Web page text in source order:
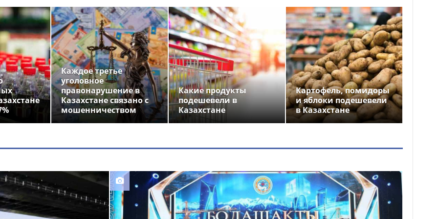
Каждое третье
уголовное
правонарушение в
Казахстане связано с
мошенничеством
Какие продукты
подешевели в
Казахстане
Картофель, помидоры
и яблоки подешевели
в Казахстане